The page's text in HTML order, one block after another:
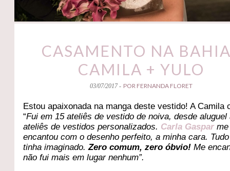
CASAMENTO NA
CAMILA + YULO
03/07/2017 - POR FERNANDA FLORET
Estou apaixonada na manga deste vestido! A Camila
“Fui em 15 ateliês de vestido de noiva, desde aluguel
ateliês de vestidos personalizados. Carla Gaspar me
encantou com o desenho perfeito, a minha cara.
tinha imaginado.Zero comum, zero óbvio! Me
não fui mais em lugar nenhum”.